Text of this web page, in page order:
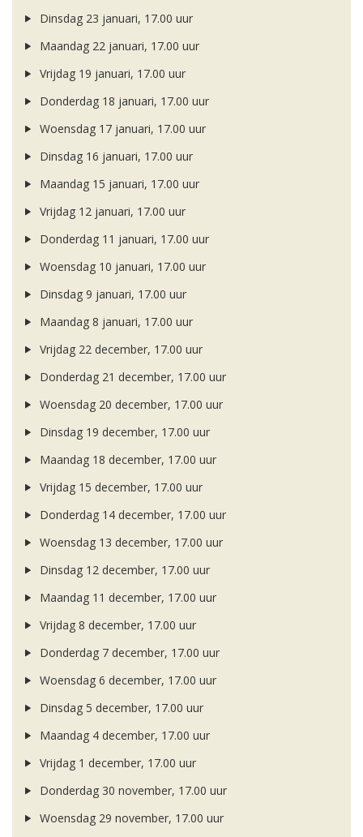
Dinsdag 23 januari, 17.00 uur
Maandag 22 januari, 17.00 uur
Vrijdag 19 januari, 17.00 uur
Donderdag 18 januari, 17.00 uur
Woensdag 17 januari, 17.00 uur
Dinsdag 16 januari, 17.00 uur
Maandag 15 januari, 17.00 uur
Vrijdag 12 januari, 17.00 uur
Donderdag 11 januari, 17.00 uur
Woensdag 10 januari, 17.00 uur
Dinsdag 9 januari, 17.00 uur
Maandag 8 januari, 17.00 uur
Vrijdag 22 december, 17.00 uur
Donderdag 21 december, 17.00 uur
Woensdag 20 december, 17.00 uur
Dinsdag 19 december, 17.00 uur
Maandag 18 december, 17.00 uur
Vrijdag 15 december, 17.00 uur
Donderdag 14 december, 17.00 uur
Woensdag 13 december, 17.00 uur
Dinsdag 12 december, 17.00 uur
Maandag 11 december, 17.00 uur
Vrijdag 8 december, 17.00 uur
Donderdag 7 december, 17.00 uur
Woensdag 6 december, 17.00 uur
Dinsdag 5 december, 17.00 uur
Maandag 4 december, 17.00 uur
Vrijdag 1 december, 17.00 uur
Donderdag 30 november, 17.00 uur
Woensdag 29 november, 17.00 uur